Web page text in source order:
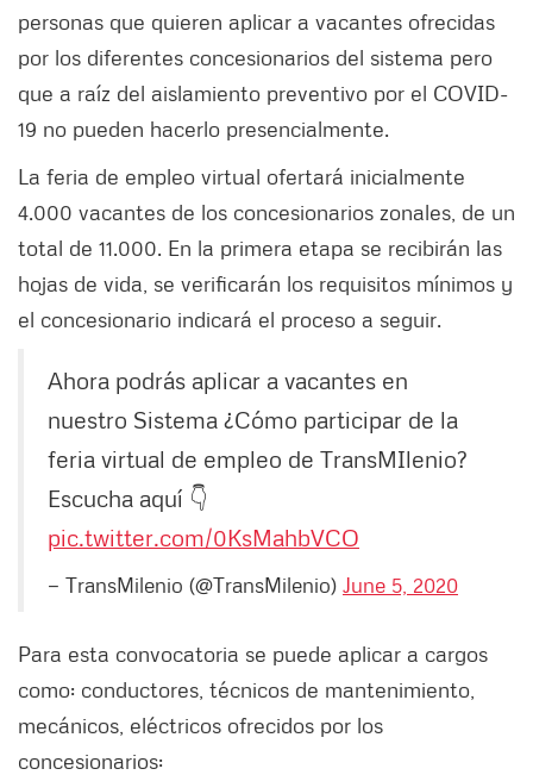
personas que quieren aplicar a vacantes ofrecidas
por los diferentes concesionarios del sistema pero
que a raíz del aislamiento preventivo por el COVID-
19 no pueden hacerlo presencialmente.
La feria de empleo virtual ofertará inicialmente
4.000 vacantes de los concesionarios zonales, de un
total de 11.000. En la primera etapa se recibirán las
hojas de vida, se verificarán los requisitos mínimos y
el concesionario indicará el proceso a seguir.
Ahora podrás aplicar a vacantes en
nuestro Sistema ¿Cómo participar de la
feria virtual de empleo de TransMIlenio?
Escucha aquí 👇
pic.twitter.com/0KsMahbVCO
— TransMilenio (@TransMilenio) June 5, 2020
Para esta convocatoria se puede aplicar a cargos
como: conductores, técnicos de mantenimiento,
mecánicos, eléctricos ofrecidos por los
concesionarios: